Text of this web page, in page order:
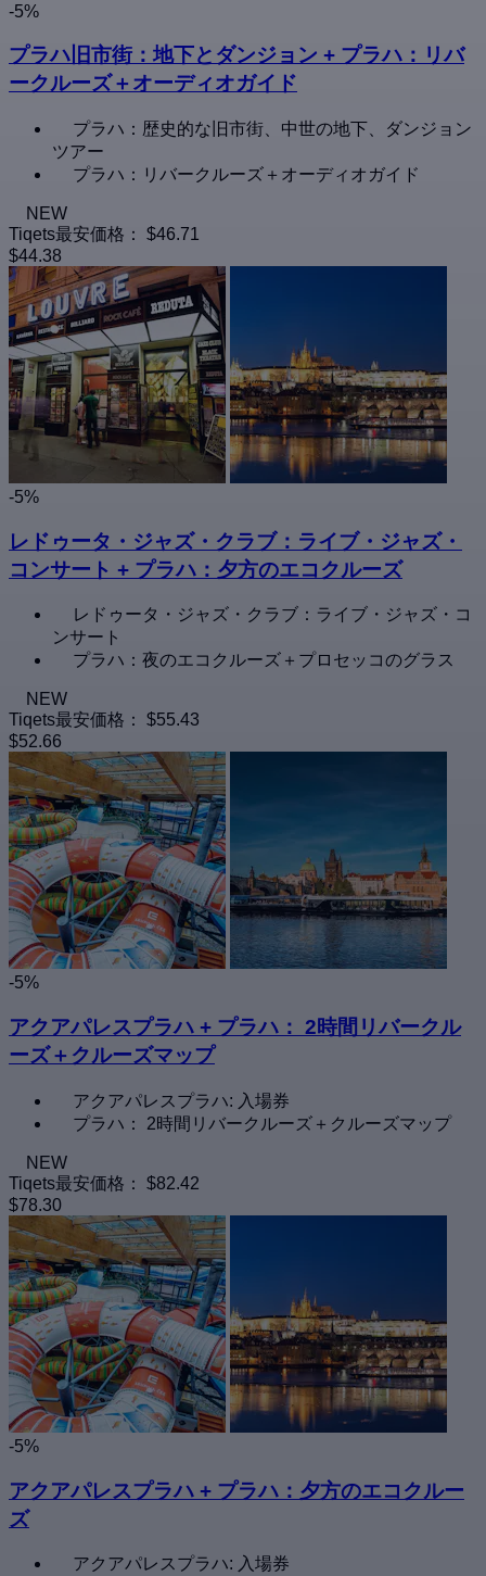
-5%
プラハ旧市街：地下とダンジョン + プラハ：リバ
ークルーズ＋オーディオガイド
プラハ：歴史的な旧市街、中世の地下、ダンジョン
ツアー
プラハ：リバークルーズ＋オーディオガイド
NEW
Tiqets最安価格：
$46.71
$44.38
-5%
レドゥータ・ジャズ・クラブ：ライブ・ジャズ・
コンサート + プラハ：夕方のエコクルーズ
レドゥータ・ジャズ・クラブ：ライブ・ジャズ・コ
ンサート
プラハ：夜のエコクルーズ＋プロセッコのグラス
NEW
Tiqets最安価格：
$55.43
$52.66
-5%
アクアパレスプラハ + プラハ： 2時間リバークル
ーズ＋クルーズマップ
アクアパレスプラハ: 入場券
プラハ： 2時間リバークルーズ＋クルーズマップ
NEW
Tiqets最安価格：
$82.42
$78.30
-5%
アクアパレスプラハ + プラハ：夕方のエコクルー
ズ
アクアパレスプラハ: 入場券